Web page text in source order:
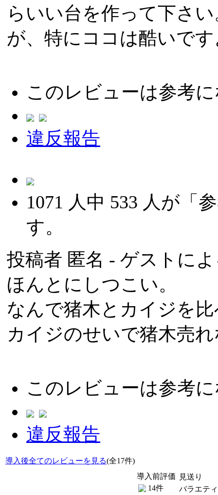
らいい台を作って下さ
が、特にココは酷いで
このレビューは参考
違反報告
1071 人中 533 人が「
す。
投稿者 匿名 - ゲストに
ほんとにしつこい。
なんで猪木とカイジを
カイジのせいで猪木売
このレビューは参考
違反報告
導入後全てのレビューを見る(全17件)
導入前評価
14件
見送り
バラエティ